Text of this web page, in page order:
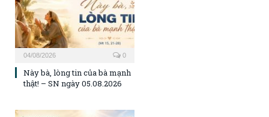
04/08/2026 0
Này bà, lòng tin của bà mạnh
thật! – SN ngày 05.08.2026